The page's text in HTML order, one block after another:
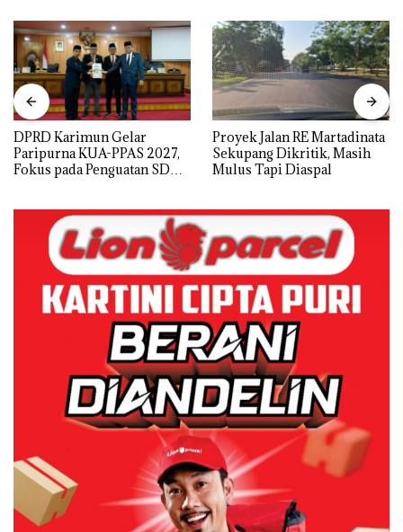
DPRD Karimun Gelar
Paripurna KUA-PPAS 2027,
Fokus pada Penguatan SDM,
Proyek Jalan RE Martadinata
Sekupang Dikritik, Masih
Mulus Tapi Diaspal